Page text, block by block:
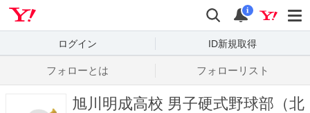
検索
通知
i
ログイン ID新規取得
フォローとは フォローリスト
旭川明成高校 男子硬式野球部（北